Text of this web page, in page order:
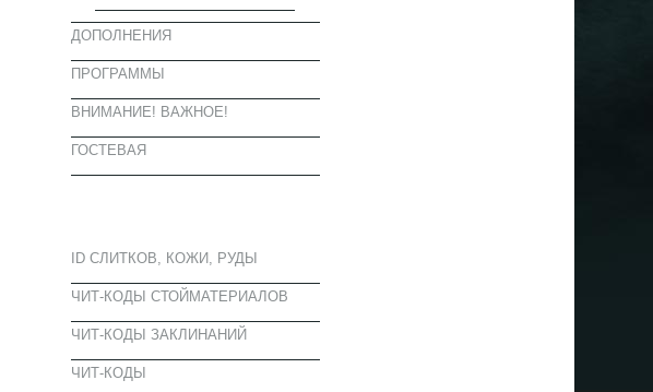
ДОПОЛНЕНИЯ
ПРОГРАММЫ
ВНИМАНИЕ! ВАЖНОЕ!
ГОСТЕВАЯ
ID СЛИТКОВ, КОЖИ, РУДЫ
ЧИТ-КОДЫ СТОЙМАТЕРИАЛОВ
ЧИТ-КОДЫ ЗАКЛИНАНИЙ
ЧИТ-КОДЫ